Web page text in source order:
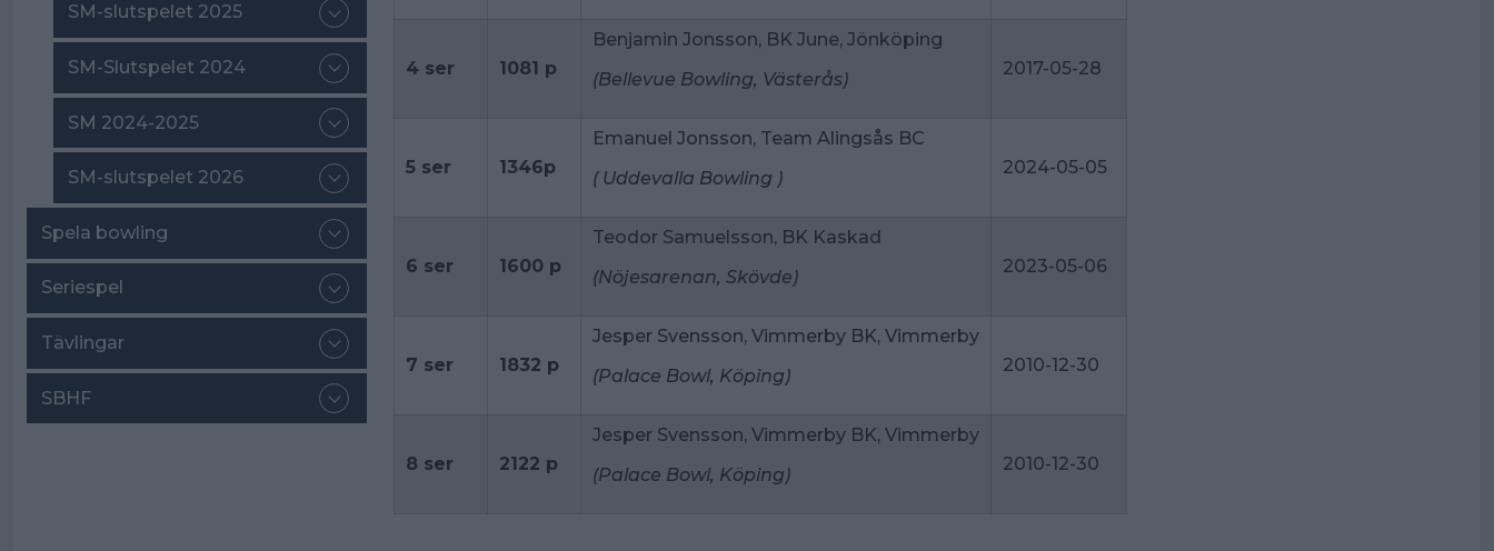
SM-slutspelet 2025
SM-Slutspelet 2024
SM 2024-2025
SM-slutspelet 2026
Spela bowling
Seriespel
Tävlingar
SBHF
4 ser 1081 p
Benjamin Jonsson, BK June, Jönköping
(Bellevue Bowling, Västerås)
2017-05-28
5 ser 1346p
Emanuel Jonsson, Team Alingsås BC
( Uddevalla Bowling )
2024-05-05
6 ser 1600 p
Teodor Samuelsson, BK Kaskad
(Nöjesarenan, Skövde)
2023-05-06
7 ser 1832 p
Jesper Svensson, Vimmerby BK, Vimmerby
(Palace Bowl, Köping)
2010-12-30
8 ser 2122 p
Jesper Svensson, Vimmerby BK, Vimmerby
(Palace Bowl, Köping)
2010-12-30